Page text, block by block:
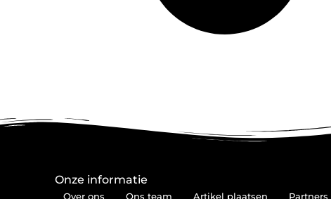
Onze informatie
Over ons Ons team Artikel plaatsen Partners